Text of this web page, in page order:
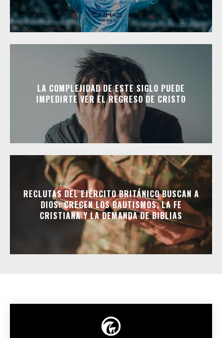
LA COMPLEJIDAD DE ESTE SIGLO PUEDE
IMPEDIRTE VER EL REGRESO DE CRISTO
RECLUTAS DEL EJÉRCITO BRITÁNICO BUSCAN A
DIOS: CRECEN LOS BAUTISMOS, LA FE
CRISTIANA Y LA DEMANDA DE BIBLIAS